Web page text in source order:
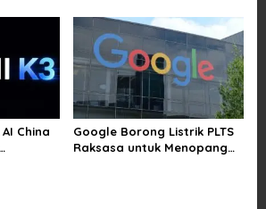
China
Google Borong Listrik PLTS
Raksasa untuk Menopang